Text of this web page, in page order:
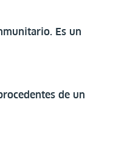
Es un
de un